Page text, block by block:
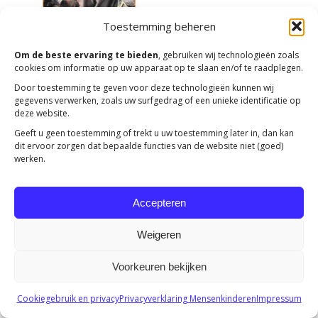
Toestemming beheren
Om de beste ervaring te bieden, gebruiken wij technologieën zoals
cookies om informatie op uw apparaat op te slaan en/of te raadplegen.
Door toestemming te geven voor deze technologieën kunnen wij
gegevens verwerken, zoals uw surfgedrag of een unieke identificatie op
deze website.
Geeft u geen toestemming of trekt u uw toestemming later in, dan kan
dit ervoor zorgen dat bepaalde functies van de website niet (goed)
werken.
Accepteren
Weigeren
Voorkeuren bekijken
Cookiegebruik en privacyPrivacyverklaring MensenkinderenImpressum